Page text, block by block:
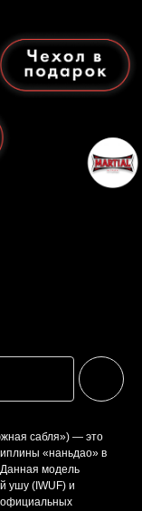
сабля») — это
«наньдао» в
Данная модель
ушу (IWUF) и
официальных